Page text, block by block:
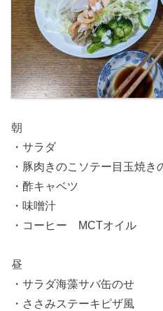
朝
・サラダ
・豚肉きのこソテー目玉焼き
・酢キャベツ
・味噌汁
・コーヒー MCTオイル
昼
・サラダ海藻サバ缶のせ
・ささみステーキピザ風